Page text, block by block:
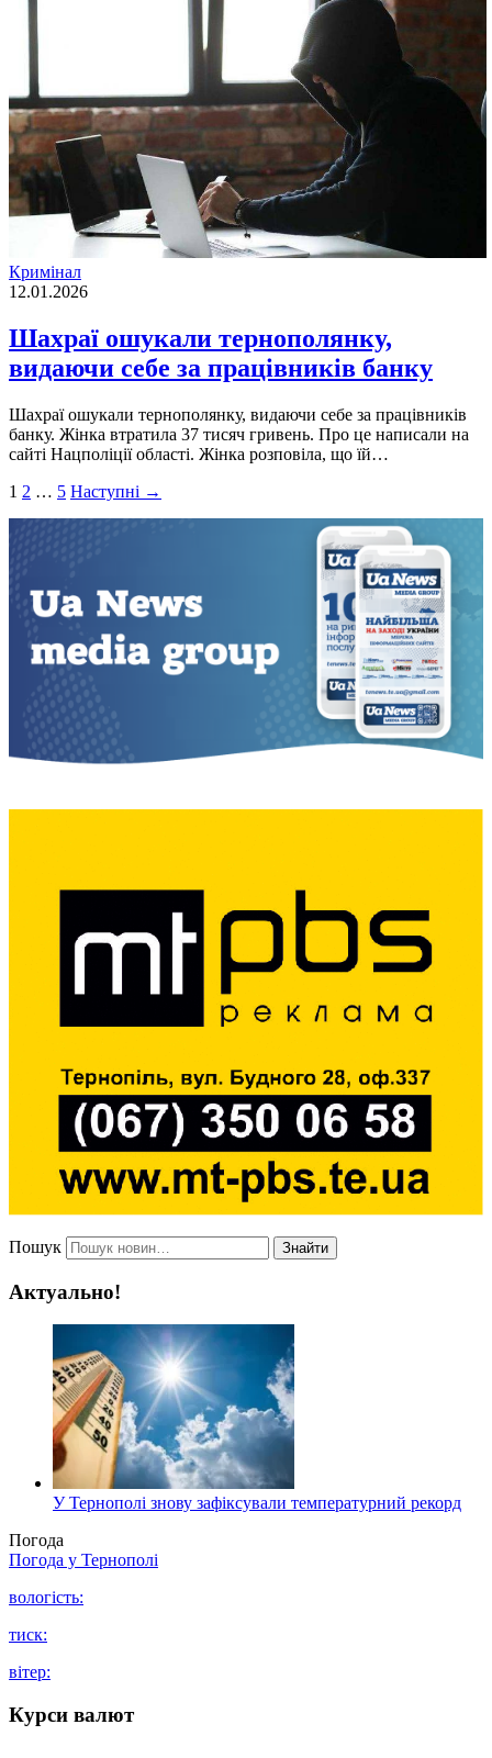
Кримінал
12.01.2026
Шахраї ошукали тернополянку,
видаючи себе за працівників банку
Шахраї ошукали тернополянку, видаючи себе за працівників
банку. Жінка втратила 37 тисяч гривень. Про це написали на
сайті Нацполіції області. Жінка розповіла, що їй…
Пагінація
записів
1 2 … 5 Наступні →
Пошук Знайти
Актуально!
У Тернополі знову зафіксували температурний рекорд
Погода
Погода у Тернополі
вологість:
тиск:
вітер:
Курси валют